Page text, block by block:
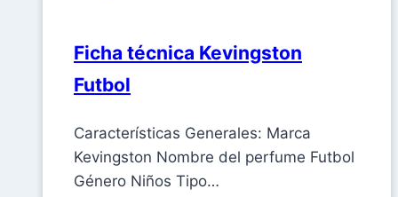
Ficha técnica Kevingston
Futbol
Características Generales: Marca
Kevingston Nombre del perfume Futbol
Género Niños Tipo…